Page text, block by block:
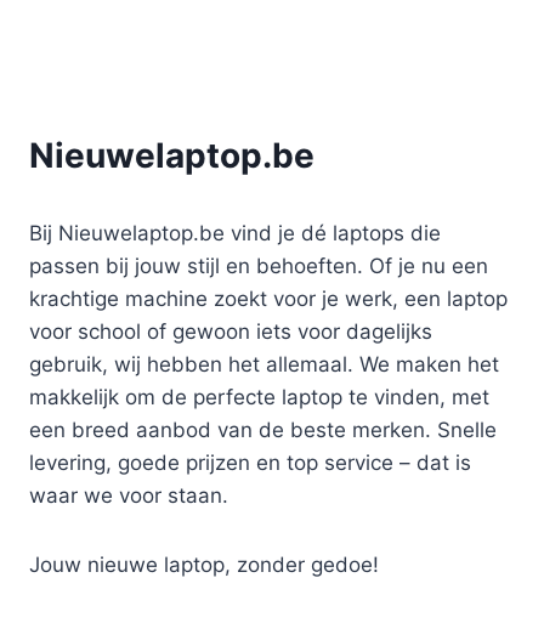
Nieuwelaptop.be
Bij Nieuwelaptop.be vind je dé laptops die
passen bij jouw stijl en behoeften. Of je nu een
krachtige machine zoekt voor je werk, een laptop
voor school of gewoon iets voor dagelijks
gebruik, wij hebben het allemaal. We maken het
makkelijk om de perfecte laptop te vinden, met
een breed aanbod van de beste merken. Snelle
levering, goede prijzen en top service – dat is
waar we voor staan.
Jouw nieuwe laptop, zonder gedoe!